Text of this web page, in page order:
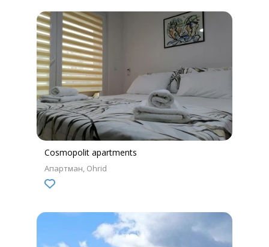
Cosmopolit apartments
Апартман Ohrid